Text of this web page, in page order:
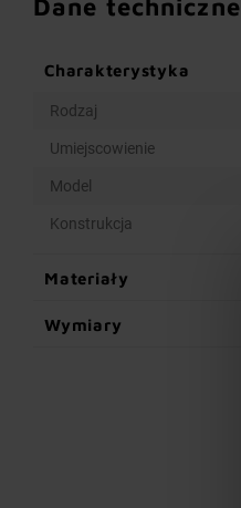
Dane techniczne
Charakterystyka
Rodzaj
Umiejscowienie
Model
Konstrukcja
Materiały
Wymiary